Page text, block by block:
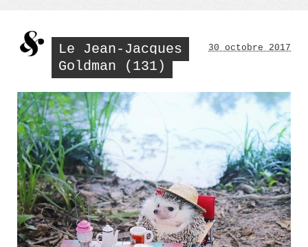
Le Jean-Jacques
Goldman (131)
30 octobre 2017